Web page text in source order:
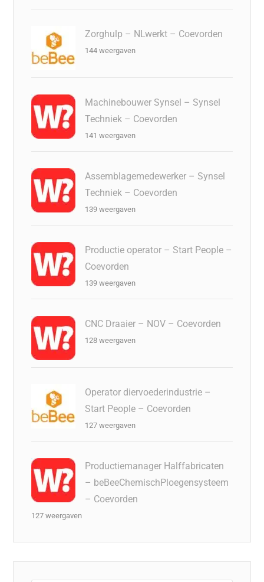
Zorghulp – NLwerkt – Coevorden
144 weergaven
Machinebouwer Synsel – Synsel
Techniek – Coevorden
141 weergaven
Assemblagemedewerker – Synsel
Techniek – Coevorden
139 weergaven
Productie operator – Start People –
Coevorden
139 weergaven
CNC Draaier – NOV – Coevorden
128 weergaven
Operator diervoederindustrie –
Start People – Coevorden
127 weergaven
Productiemanager Halffabricaten
– beBeeChemischPloegensysteem
– Coevorden
127 weergaven